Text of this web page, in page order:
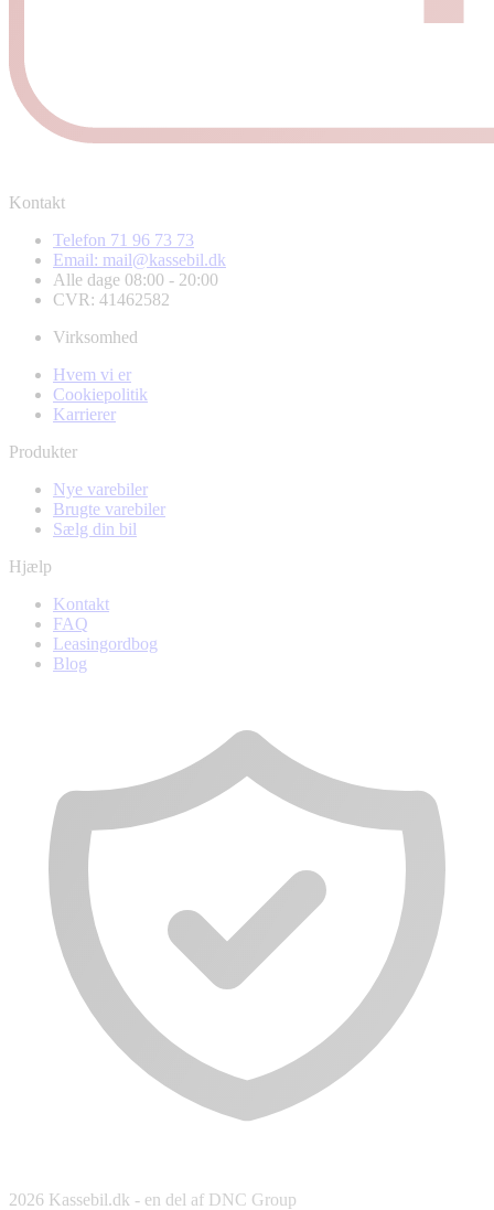
Kontakt
Telefon 71 96 73 73
Email: mail@kassebil.dk
Alle dage 08:00 - 20:00
CVR: 41462582
Virksomhed
Hvem vi er
Cookiepolitik
Karrierer
Produkter
Nye varebiler
Brugte varebiler
Sælg din bil
Hjælp
Kontakt
FAQ
Leasingordbog
Blog
2026 Kassebil.dk - en del af DNC Group